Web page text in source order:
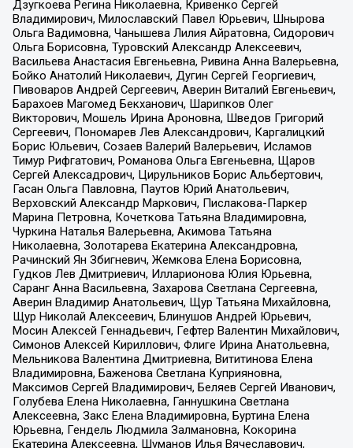
Дзугкоева Регина Николаевна, Кривенко Сергей
Владимирович, Милославский Павел Юрьевич, Шнырова
Ольга Вадимовна, Чанышева Лилия Айратовна, Сидорович
Ольга Борисовна, Туровский Александр Алексеевич,
Васильева Анастасия Евгеньевна, Ривина Анна Валерьевна,
Бойко Анатолий Николаевич, Дугин Сергей Георгиевич,
Пивоваров Андрей Сергеевич, Аверин Виталий Евгеньевич,
Барахоев Магомед Бекханович, Шарипков Олег
Викторович, Мошель Ирина Ароновна, Шведов Григорий
Сергеевич, Пономарев Лев Александрович, Каргалицкий
Борис Юльевич, Созаев Валерий Валерьевич, Исламов
Тимур Рифгатович, Романова Ольга Евгеньевна, Щаров
Сергей Алексадрович, Цирульников Борис Альбертович,
Гасан Ольга Павловна, Паутов Юрий Анатольевич,
Верховский Александр Маркович, Пислакова-Паркер
Марина Петровна, Кочеткова Татьяна Владимировна,
Чуркина Наталья Валерьевна, Акимова Татьяна
Николаевна, Золотарева Екатерина Александровна,
Рачинский Ян Збигневич, Жемкова Елена Борисовна,
Гудков Лев Дмитриевич, Илларионова Юлия Юрьевна,
Саранг Анна Васильевна, Захарова Светлана Сергеевна,
Аверин Владимир Анатольевич, Щур Татьяна Михайловна,
Щур Николай Алексеевич, Блинушов Андрей Юрьевич,
Мосин Алексей Геннадьевич, Гефтер Валентин Михайлович,
Симонов Алексей Кириллович, Флиге Ирина Анатольевна,
Мельникова Валентина Дмитриевна, Вититинова Елена
Владимировна, Баженова Светлана Куприяновна,
Максимов Сергей Владимирович, Беляев Сергей Иванович,
Голубева Елена Николаевна, Ганнушкина Светлана
Алексеевна, Закс Елена Владимировна, Буртина Елена
Юрьевна, Гендель Людмила Залмановна, Кокорина
Екатерина Алексеевна, Шуманов Илья Вячеславович,